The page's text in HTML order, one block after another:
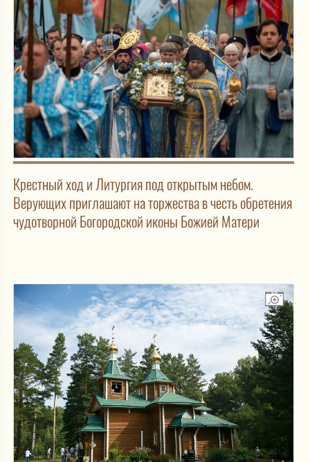
Крестный ход и Литургия под открытым небом.
Верующих приглашают на торжества в честь обретения
чудотворной Богородской иконы Божией Матери